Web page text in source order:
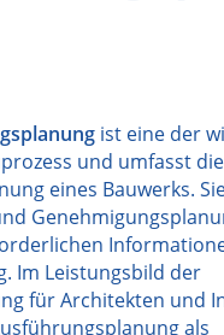
ist eine der
und umfasst
eines Bauwerks.
Im Leistungsbild der
für Architekten und
als